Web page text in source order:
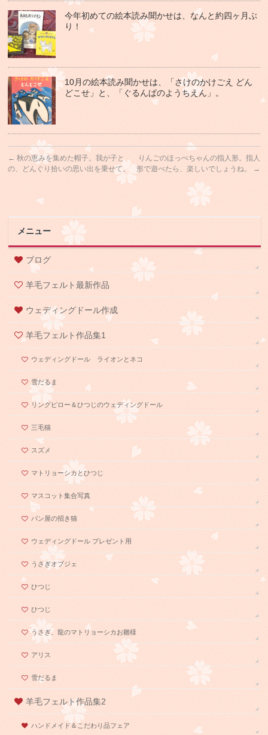
今年初めての絵本読み聞かせは、なんと約四ヶ月ぶ
り！
10月の絵本読み聞かせは、「さけのかけごえ どん
どこせ」と、「ぐるんぱのようちえん」。
← 秋の恵みを集めた帽子。我が子と
の、どんぐり拾いの思い出を乗せて。
りんごのほっぺちゃんの指人形。指人
形で遊べたら、楽しいでしょうね。
→
メニュー
ブログ
羊毛フェルト最新作品
ウェディングドール作成
羊毛フェルト作品集1
ウェディングドール ライオンとネコ
雪だるま
リングピロー＆ひつじのウェディングドール
三毛猫
スズメ
マトリョーシカとひつじ
マスコット集合写真
パン屋の招き猫
ウェディングドール プレゼント用
うさぎオブジェ
ひつじ
ひつじ
うさぎ、龍のマトリョーシカお雛様
アリス
雪だるま
羊毛フェルト作品集2
ハンドメイド＆こだわり品フェア